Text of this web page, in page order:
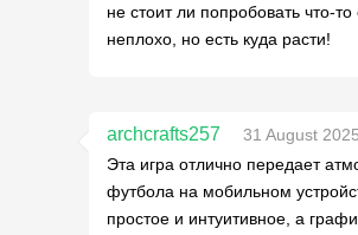
не стоит ли попробовать что-
неплохо, но есть куда расти!
archcrafts257
31 August
Эта игра отлично передает
футбола на мобильном
простое и интуитивное, а